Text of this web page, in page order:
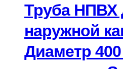
Труба НПВХ
наружной
Диаметр